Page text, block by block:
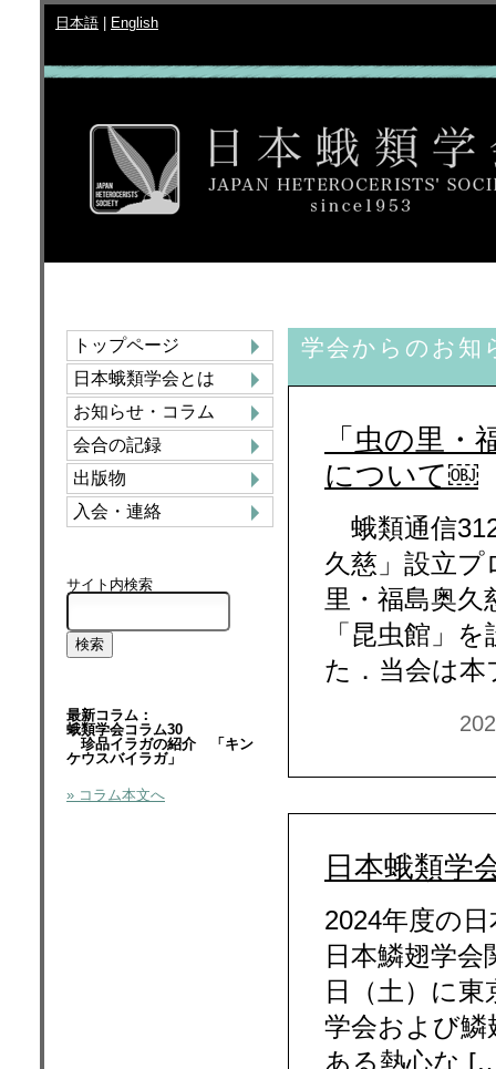
日本語 English
トップページ
日本蛾類学会とは
お知らせ・コラム
会合の記録
出版物
入会・連絡
サイト内検索
最新コラム：
蛾類学会コラム30
珍品イラガの紹介 「キン
ケウスバイラガ」
» コラム本文へ
学会からのお知
「虫の里
について￼
蛾類通信
久慈」設立
里・福島奥久
「昆虫館」
た．当会は
日本蛾類学
2024年度の
日本鱗翅学
日（土）に
学会および鱗
ある熱心な